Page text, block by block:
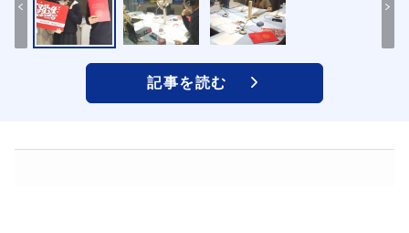
記事を読む